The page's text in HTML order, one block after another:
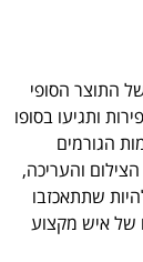
התוצר הסופי
ותגיעו בסופו
הגורמים
והעריכה,
שתתאכזבו
של איש מקצוע